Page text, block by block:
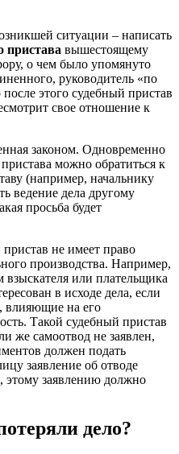
ситуации – написать
пристава вышестоящему
о чем было упомянуто
руководитель «по
этого судебный пристав
свое отношение к
законом. Одновременно
можно обратиться к
(например, начальнику
ведение дела другому
просьба будет
не имеет право
производства. Например,
взыскателя или плательщика
в исходе дела, если
влияющие на его
Такой судебный пристав
же самоотвод не заявлен,
должен подать
заявление об отводе
этому заявлению должно
дело?